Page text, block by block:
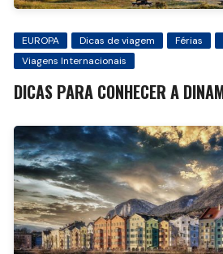
EUROPA Dicas de viagem Férias
Viagens Internacionais
DICAS PARA CONHECER A